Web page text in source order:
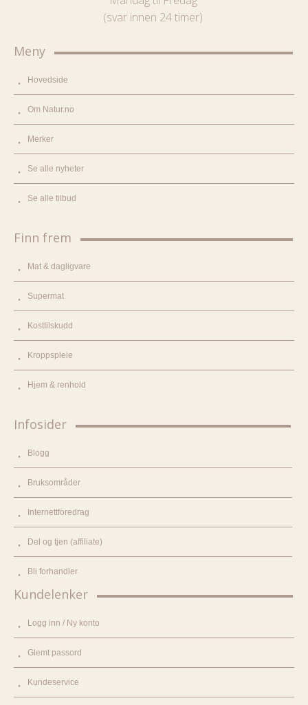
(svar innen 24 timer)
Meny
Hovedside
Om Natur.no
Merker
Se alle nyheter
Se alle tilbud
Finn frem
Mat & dagligvare
Supermat
Kosttilskudd
Kroppspleie
Hjem & renhold
Infosider
Blogg
Bruksområder
Internettforedrag
Del og tjen (affiliate)
Bli forhandler
Kundelenker
Logg inn / Ny konto
Glemt passord
Kundeservice